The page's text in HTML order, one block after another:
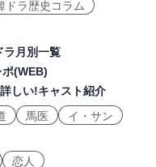
ドラ歴史コラム
ラ月別一覧
(WEB)
しい!キャスト紹介
馬医
イ・サン
恋人